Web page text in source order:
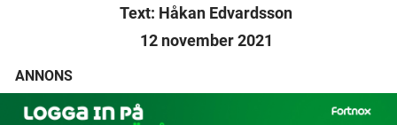
Text: Håkan Edvardsson
12 november 2021
ANNONS